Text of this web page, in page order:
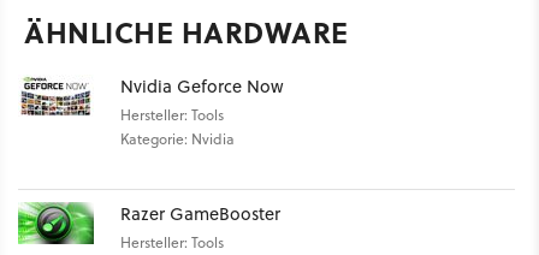
ÄHNLICHE HARDWARE
Nvidia Geforce Now
Hersteller: Tools
Kategorie: Nvidia
Razer GameBooster
Hersteller: Tools